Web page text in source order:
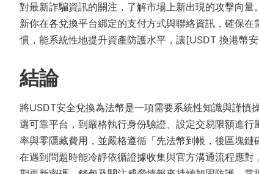
對最新詐騙資訊的關注，了解市場上新出現的攻擊向
新你在各兌換平台綁定的支付方式與聯絡資訊，確保
慣，能系統性地提升資產防護水平，讓[USDT 換港幣
結論
將USDT安全兌換為法幣是一項需要系統性知識與謹
選可靠平台，到嚴格執行身份驗證、設定交易限額進
率與零隱藏費用，並嚴格遵循「先法幣到帳，後區塊
在遇到問題時能冷靜依循證據收集與官方溝通流程應